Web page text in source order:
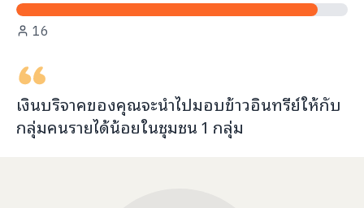
ภาษา: ไทย ENG
16
เงินบริจาคของคุณจะนำไปมอบข้าวอินทรีย์ให้กับ
กลุ่มคนรายได้น้อยในชุมชน1 กลุ่ม